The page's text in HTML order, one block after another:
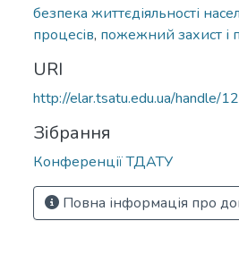
безпека життєдіяльності
процесів, пожежний захист і
URI
http://elar.tsatu.edu.ua/handle/
Зібрання
Конференції ТДАТУ
Повна інформація про